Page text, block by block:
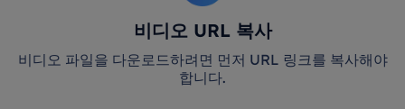
비디오 URL 복사
비디오 파일을 다운로드하려면 먼저 URL 링크를 복사해야
합니다.